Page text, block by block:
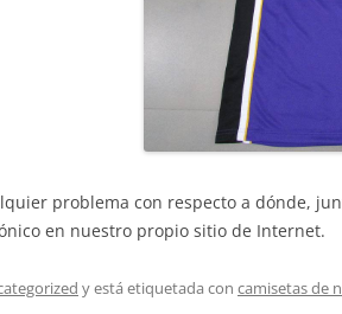
problema con respecto a dónde,
en nuestro propio sitio de Internet.
y está etiquetada con camisetas de